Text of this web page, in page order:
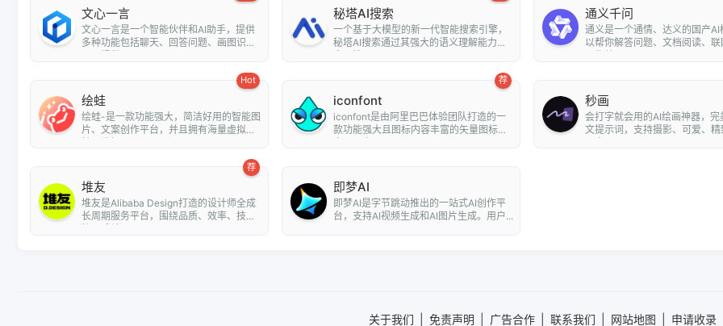
文心一言
文心一言是一个智能伙伴和AI助手，提供
多种功能包括聊天、回答问题、画图识
秘塔AI搜索
一个基于大模型的新一代智能搜索引擎，
秘塔AI搜索通过其强大的语义理解能力和
通义千问
通义是一个通情、达义的国产AI
以帮你解答问题、文档阅读、
Hot
绘蛙
绘蛙-是一款功能强大，简洁好用的智能图
片、文案创作平台，并且拥有海量虚拟模
特可选择...
荐
iconfont
iconfont是由阿里巴巴体验团队打造的一
款功能强大且图标内容丰富的矢量图标
库，用户可...
秒画
会打字就会用的AI绘画神器，完
文提示词，支持摄影、可爱、精
朋克、...
荐
堆友
堆友是Alibaba Design打造的设计师全成
长周期服务平台，围绕品质、效率、技
即梦AI
即梦AI是字节跳动推出的一站式AI创作平
台，支持AI视频生成和AI图片生成。用户...
关于我们 免责声明 广告合作 联系我们 网站地图 申请收录